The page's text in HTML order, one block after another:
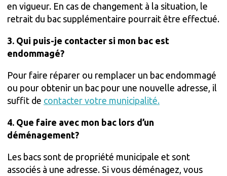
en vigueur. En cas de changement à la situation, le
retrait du bac supplémentaire pourrait être effectué.
3. Qui puis-je contacter si mon bac est
endommagé?
Pour faire réparer ou remplacer un bac endommagé
ou pour obtenir un bac pour une nouvelle adresse, il
suffit de contacter votre municipalité.
4. Que faire avec mon bac lors d’un
déménagement?
Les bacs sont de propriété municipale et sont
associés à une adresse. Si vous déménagez, vous